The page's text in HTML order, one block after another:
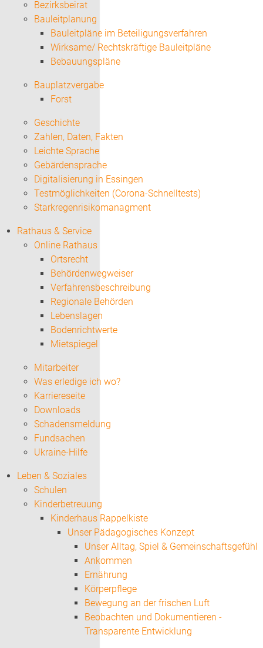
Bezirksbeirat
Bauleitplanung
Bauleitpläne im Beteiligungsverfahren
Wirksame/ Rechtskräftige Bauleitpläne
Bebauungspläne
Bauplatzvergabe
Forst
Geschichte
Zahlen, Daten, Fakten
Leichte Sprache
Gebärdensprache
Digitalisierung in Essingen
Testmöglichkeiten (Corona-Schnelltests)
Starkregenrisikomanagment
Rathaus & Service
Online Rathaus
Ortsrecht
Behördenwegweiser
Verfahrensbeschreibung
Regionale Behörden
Lebenslagen
Bodenrichtwerte
Mietspiegel
Mitarbeiter
Was erledige ich wo?
Karriereseite
Downloads
Schadensmeldung
Fundsachen
Ukraine-Hilfe
Leben & Soziales
Schulen
Kinderbetreuung
Kinderhaus Rappelkiste
Unser Pädagogisches Konzept
Unser Alltag, Spiel & Gemeinschaftsgefühl
Ankommen
Ernährung
Körperpflege
Bewegung an der frischen Luft
Beobachten und Dokumentieren -
Transparente Entwicklung